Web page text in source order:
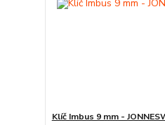
Klíč Imbus 9 mm -